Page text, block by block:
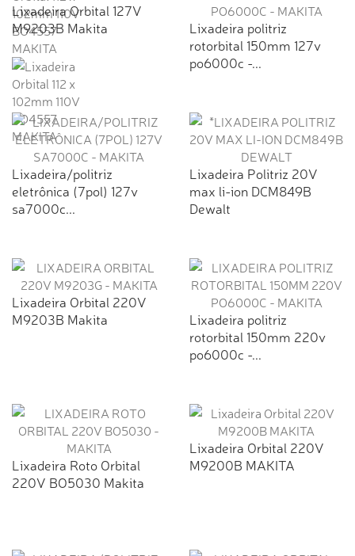
Lixadeira Orbital 127V
M9203B Makita
Lixadeira politriz
rotorbital 150mm 127v
po6000c -...
Lixadeira/politriz
eletrônica (7pol) 127v
sa7000c...
Lixadeira Politriz 20V
max li-ion DCM849B
Dewalt
Lixadeira Orbital 220V
M9203B Makita
Lixadeira politriz
rotorbital 150mm 220v
po6000c -...
Lixadeira Roto Orbital
220V BO5030 Makita
Lixadeira Orbital 220V
M9200B MAKITA